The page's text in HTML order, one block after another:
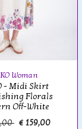
Woman
- Midi Skirt
Florals
Off-White
€ 159,00